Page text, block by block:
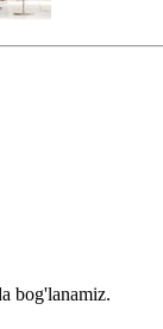
bog'lanamiz.